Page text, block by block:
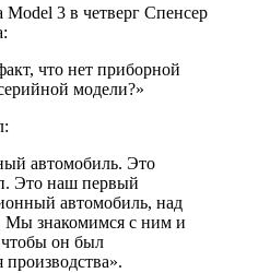
Model 3 в четверг Спенсер
что нет приборной
модели?»
автомобиль. Это
Это наш первый
автомобиль, над
Мы знакомимся с ним и
чтобы он был